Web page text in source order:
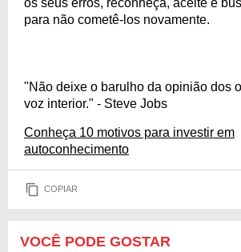
para não cometê-los novamente.
"Não deixe o barulho da opinião dos
voz interior." - Steve Jobs
Conheça 10 motivos para investir em
autoconhecimento
COPIAR
VOCÊ PODE GOSTAR